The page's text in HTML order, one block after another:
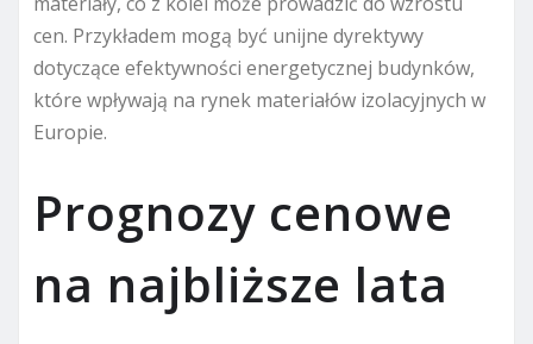
cen. Przykładem mogą być unijne dyrektywy
dotyczące efektywności energetycznej budynków,
które wpływają na rynek materiałów izolacyjnych w
Europie.
Prognozy cenowe
na najbliższe lata